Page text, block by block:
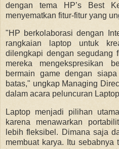
dengan tema HP’s Best
menyematkan fitur-fitur yang
"HP berkolaborasi dengan
rangkaian laptop untuk
dilengkapi dengan segudang
mereka mengekspresikan
bermain game dengan
batas," ungkap Managing
dalam acara peluncuran
Laptop menjadi pilihan
karena menawarkan
lebih fleksibel. Dimana saja
membuat karya. Itu sebabnya